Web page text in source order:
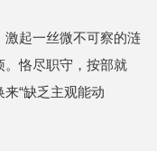
激起一丝微不可察的涟
。恪尽职守，按部就
“缺乏主观能动